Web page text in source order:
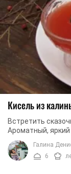
Кисель из
Встретить
Ароматный, яркий
витаминов,
Галина
6